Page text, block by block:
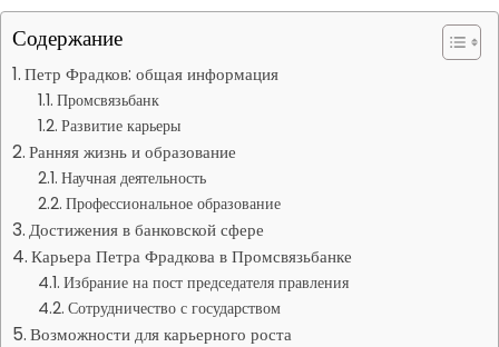
Содержание
Петр Фрадков: общая информация
Промсвязьбанк
Развитие карьеры
Ранняя жизнь и образование
Научная деятельность
Профессиональное образование
Достижения в банковской сфере
Карьера Петра Фрадкова в Промсвязьбанке
Избрание на пост председателя правления
Сотрудничество с государством
Возможности для карьерного роста